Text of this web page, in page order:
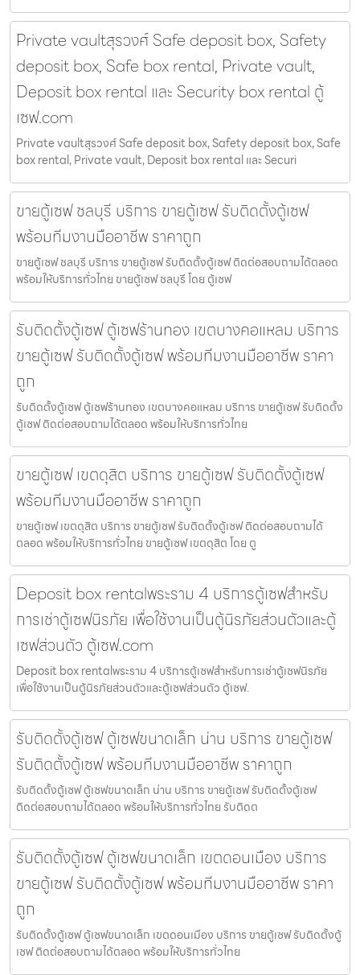
Private vaultสุรวงศ์ Safe deposit box, Safety
deposit box, Safe box rental, Private vault,
Deposit box rental และ Security box rental ตู้
เซฟ.com
Private vaultสุรวงศ์ Safe deposit box, Safety deposit box, Safe
box rental, Private vault, Deposit box rental และ Securi
ขายตู้เซฟ ชลบุรี บริการ ขายตู้เซฟ รับติดตั้งตู้เซฟ
พร้อมทีมงานมืออาชีพ ราคาถูก
ขายตู้เซฟ ชลบุรี บริการ ขายตู้เซฟ รับติดตั้งตู้เซฟ ติดต่อสอบถามได้ตลอด
พร้อมให้บริการทั่วไทย ขายตู้เซฟ ชลบุรี โดย ตู้เซฟ
รับติดตั้งตู้เซฟ ตู้เซฟร้านทอง เขตบางคอแหลม บริการ
ขายตู้เซฟ รับติดตั้งตู้เซฟ พร้อมทีมงานมืออาชีพ ราคา
ถูก
รับติดตั้งตู้เซฟ ตู้เซฟร้านทอง เขตบางคอแหลม บริการ ขายตู้เซฟ รับติดตั้ง
ตู้เซฟ ติดต่อสอบถามได้ตลอด พร้อมให้บริการทั่วไทย
ขายตู้เซฟ เขตดุสิต บริการ ขายตู้เซฟ รับติดตั้งตู้เซฟ
พร้อมทีมงานมืออาชีพ ราคาถูก
ขายตู้เซฟ เขตดุสิต บริการ ขายตู้เซฟ รับติดตั้งตู้เซฟ ติดต่อสอบถามได้
ตลอด พร้อมให้บริการทั่วไทย ขายตู้เซฟ เขตดุสิต โดย ตู
Deposit box rentalพระราม 4 บริการตู้เซฟสำหรับ
การเช่าตู้เซฟนิรภัย เพื่อใช้งานเป็นตู้นิรภัยส่วนตัวและตู้
เซฟส่วนตัว ตู้เซฟ.com
Deposit box rentalพระราม 4 บริการตู้เซฟสำหรับการเช่าตู้เซฟนิรภัย
เพื่อใช้งานเป็นตู้นิรภัยส่วนตัวและตู้เซฟส่วนตัว ตู้เซฟ.
รับติดตั้งตู้เซฟ ตู้เซฟขนาดเล็ก น่าน บริการ ขายตู้เซฟ
รับติดตั้งตู้เซฟ พร้อมทีมงานมืออาชีพ ราคาถูก
รับติดตั้งตู้เซฟ ตู้เซฟขนาดเล็ก น่าน บริการ ขายตู้เซฟ รับติดตั้งตู้เซฟ
ติดต่อสอบถามได้ตลอด พร้อมให้บริการทั่วไทย รับติดต
รับติดตั้งตู้เซฟ ตู้เซฟขนาดเล็ก เขตดอนเมือง บริการ
ขายตู้เซฟ รับติดตั้งตู้เซฟ พร้อมทีมงานมืออาชีพ ราคา
ถูก
รับติดตั้งตู้เซฟ ตู้เซฟขนาดเล็ก เขตดอนเมือง บริการ ขายตู้เซฟ รับติดตั้งตู้
เซฟ ติดต่อสอบถามได้ตลอด พร้อมให้บริการทั่วไทย